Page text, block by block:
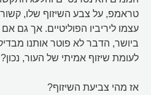
טראמפ, על צבע השיזוף שלו,
עצמו ליריביו הפוליטיים. אך גם
ביושר, הדבר לא פוטר אותנו
לעומת שיזוף אמיתי של העור, נכון?
אז מהי צביעת השיזוף?